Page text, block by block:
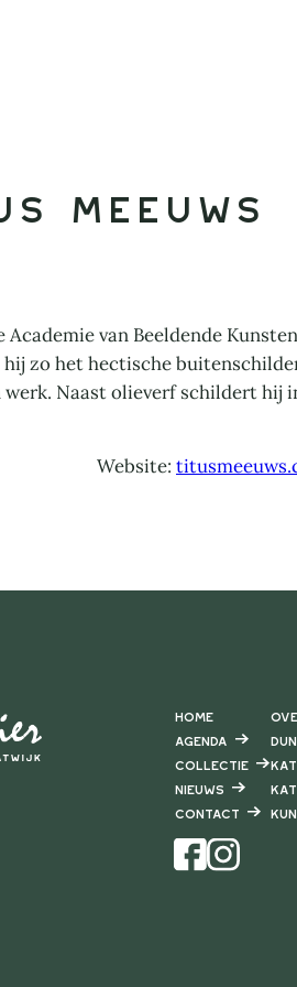
Meeuws
van Beeldende
zo het hectische
Naast olieverf schildert hij
Website:
Home
Agenda
Collectie
Nieuws
Contact
Facebook Instagram